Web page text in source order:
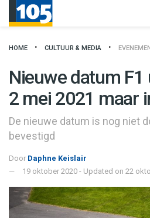
HOME CULTUUR & MEDIA
Nieuwe datum
2 mei 2021 maar
De nieuwe datum is nog niet
bevestigd
Door Daphne Keislair
19 oktober 2020 - Updated on 22